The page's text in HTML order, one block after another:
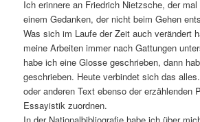
Ich erinnere an Friedrich Nietzsche, der
einem Gedanken, der nicht beim Gehen
Was sich im Laufe der Zeit auch verändert
meine Arbeiten immer nach Gattungen
habe ich eine Glosse geschrieben, dann
geschrieben. Heute verbindet sich das
oder anderen Text ebenso der erzählenden
Essayistik zuordnen.